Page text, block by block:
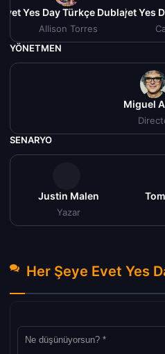
Yes Day Türkçe Dublaj izle
Allison Torres
Her Şeye Evet Yes
YÖNETMEN
Miguel
SENARYO
Justin Malen
Yazar